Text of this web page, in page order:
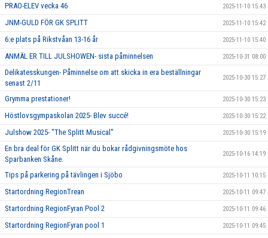
PRAO-ELEV vecka 46 2025-11-10 15:43
JNM-GULD FÖR GK SPLITT 2025-11-10 15:42
6:e plats på Rikstvåan 13-16 år 2025-11-10 15:40
ANMÄL ER TILL JULSHOWEN- sista påminnelsen 2025-10-31 08:00
Delikatesskungen- Påminnelse om att skicka in era beställningar
senast 2/11
2025-10-30 15:27
Grymma prestationer! 2025-10-30 15:23
Höstlovsgympaskolan 2025- Blev succé! 2025-10-30 15:22
Julshow 2025- "The Splitt Musical" 2025-10-30 15:19
En bra deal för GK Splitt när du bokar rådgivningsmöte hos
Sparbanken Skåne.
2025-10-16 14:19
Tips på parkering på tävlingen i Sjöbo 2025-10-11 10:15
Startordning RegionTrean 2025-10-11 09:47
Startordning RegionFyran Pool 2 2025-10-11 09:46
Startordning RegionFyran pool 1 2025-10-11 09:45